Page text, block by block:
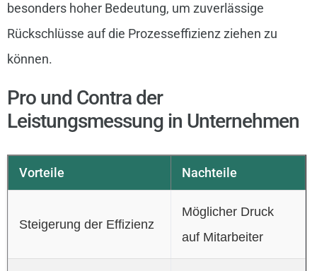
besonders hoher Bedeutung, um zuverlässige
Rückschlüsse auf die Prozesseffizienz ziehen zu
können.
Pro und Contra der
Leistungsmessung in Unternehmen
Vorteile Nachteile
Steigerung der Effizienz
Möglicher Druck
auf Mitarbeiter